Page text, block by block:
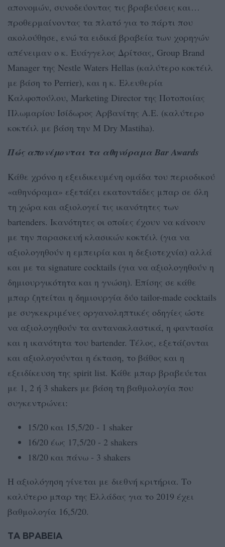
απονομών, συνοδεύοντας τις βραβεύσεις και…
προθερμαίνοντας τα πλατό για το πάρτι που
ακολούθησε, ενώ τα ειδικά βραβεία των χορηγών
απένειμαν ο κ. Ευάγγελος Δρίτσας, Group Brand
Manager της Nestle Waters Hellas (καλύτερο κοκτέιλ
με βάση το Perrier), και η κ. Ελευθερία
Καλφοπούλου, Marketing Director της Ποτοποιίας
Πλωμαρίου Ισίδωρος Αρβανίτης Α.Ε. (καλύτερο
κοκτέιλ με βάση την M Dry Mastiha).
Πώς απονέμονται τα αθηνόραμα Bar Awards
Κάθε χρόνο η εξειδικευμένη ομάδα του περιοδικού
«αθηνόραμα» εξετάζει εκατοντάδες μπαρ σε όλη
τη χώρα και αξιολογεί τις ικανότητες των
bartenders. Ικανότητες οι οποίες έχουν να κάνουν
με την παρασκευή κλασικών κοκτέιλ (για να
αξιολογηθούν η εμπειρία και η δεξιοτεχνία) αλλά
και με τα signature cocktails (για να αξιολογηθούν η
δημιουργικότητα και η γνώση). Επίσης σε κάθε
μπαρ ζητείται η δημιουργία δύο tailor-made cocktails
με συγκεκριμένες οργανοληπτικές οδηγίες ώστε
να αξιολογηθούν τα αντανακλαστικά, η φαντασία
και η ικανότητα του bartender. Τέλος, εξετάζονται
και αξιολογούνται η έκταση, το βάθος και η
εξειδίκευση της spirit list. Κάθε μπαρ βραβεύεται
με 1, 2 ή 3 shakers με βάση τη βαθμολογία που
συγκεντρώνει:
15/20 και 15,5/20 - 1 shaker
16/20 έως 17,5/20 - 2 shakers
18/20 και πάνω - 3 shakers
Η αξιολόγηση γίνεται με διεθνή κριτήρια. Tο
καλύτερο μπαρ της Ελλάδας για το 2019 έχει
βαθμολογία 16,5/20.
ΤΑ ΒΡΑΒΕΙΑ